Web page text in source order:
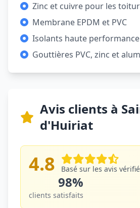
Zinc et cuivre pour les
Membrane EPDM et PVC
Isolants haute performance
Gouttières PVC, zinc et
Avis clients à
d'Huiriat
4.8 Basé sur les avis
98%
clients satisfaits